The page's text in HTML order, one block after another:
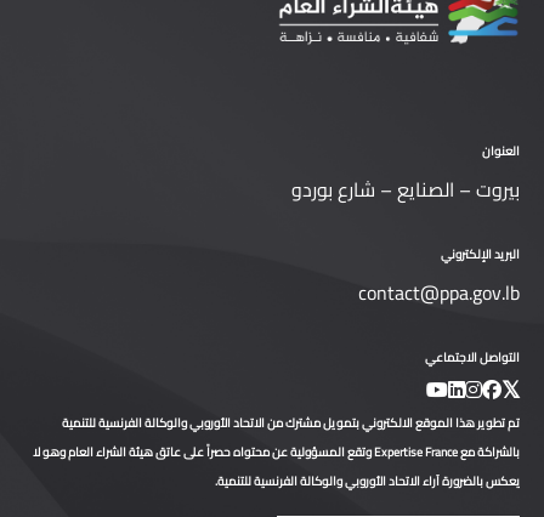
العنوان
بيروت – الصنايع – شارع بوردو
البريد الإلكتروني
contact@ppa.gov.lb
التواصل الاجتماعي
تم تطوير هذا الموقع الالكتروني بتمويل مشترك من الاتحاد الأوروبي والوكالة الفرنسية للتنمية
بالشراكة مع Expertise France وتقع المسؤولية عن محتواه حصراً على عاتق هيئة الشراء العام وهو لا
يعكس بالضرورة آراء الاتحاد الأوروبي والوكالة الفرنسية للتنمية.